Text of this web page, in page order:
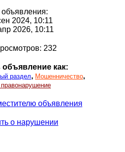
2024, 10:11
2026, 10:11
232
объявление как:
раздел, Мошенничество,
правонарушение
объявления
о нарушении